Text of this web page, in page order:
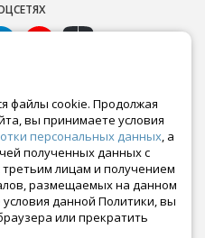
файлы cookie. Продолжая
вы принимаете условия
персональных данных, а
полученных данных с
лицам и получением
размещаемых на данном
данной Политики, вы
или прекратить